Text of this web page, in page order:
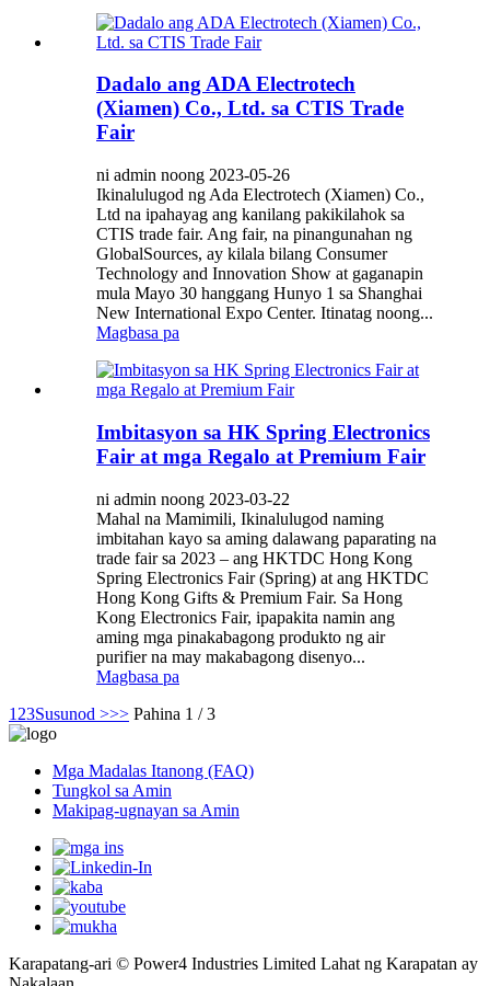
Dadalo ang ADA Electrotech
(Xiamen) Co., Ltd. sa CTIS Trade
Fair
ni admin noong 2023-05-26
Ikinalulugod ng Ada Electrotech (Xiamen) Co.,
Ltd na ipahayag ang kanilang pakikilahok sa
CTIS trade fair. Ang fair, na pinangunahan ng
GlobalSources, ay kilala bilang Consumer
Technology and Innovation Show at gaganapin
mula Mayo 30 hanggang Hunyo 1 sa Shanghai
New International Expo Center. Itinatag noong...
Magbasa pa
Imbitasyon sa HK Spring Electronics
Fair at mga Regalo at Premium Fair
ni admin noong 2023-03-22
Mahal na Mamimili, Ikinalulugod naming
imbitahan kayo sa aming dalawang paparating na
trade fair sa 2023 – ang HKTDC Hong Kong
Spring Electronics Fair (Spring) at ang HKTDC
Hong Kong Gifts & Premium Fair. Sa Hong
Kong Electronics Fair, ipapakita namin ang
aming mga pinakabagong produkto ng air
purifier na may makabagong disenyo...
Magbasa pa
1 23Susunod >>> Pahina 1 / 3
Mga Madalas Itanong (FAQ)
Tungkol sa Amin
Makipag-ugnayan sa Amin
Karapatang-ari © Power4 Industries Limited Lahat ng Karapatan ay